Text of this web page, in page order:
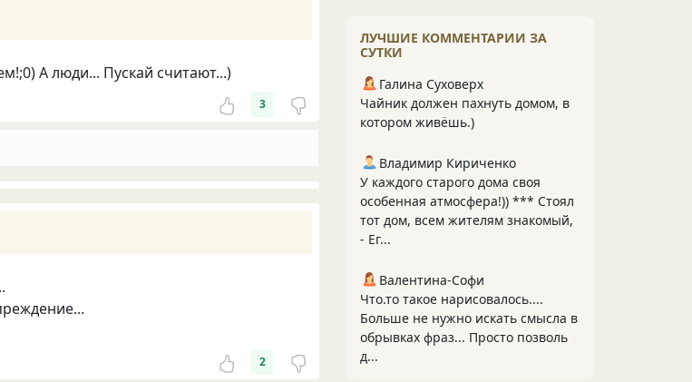
А люди... Пускай считают...)
3
2
ЛУЧШИЕ КОММЕНТАРИИ ЗА
СУТКИ
Галина Суховерх
Чайник должен пахнуть домом, в
котором живёшь.)
Владимир Кириченко
У каждого старого дома своя
особенная атмосфера!)) *** Стоял
тот дом, всем жителям знакомый,
- Ег...
Валентина-Софи
Что.то такое нарисовалось....
Больше не нужно искать смысла в
обрывках фраз... Просто позволь
д...